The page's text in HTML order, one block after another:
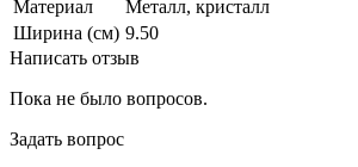
Материал
Металл, кристалл
Ширина (см) 9.50
Написать отзыв
Пока не было вопросов.
Задать вопрос